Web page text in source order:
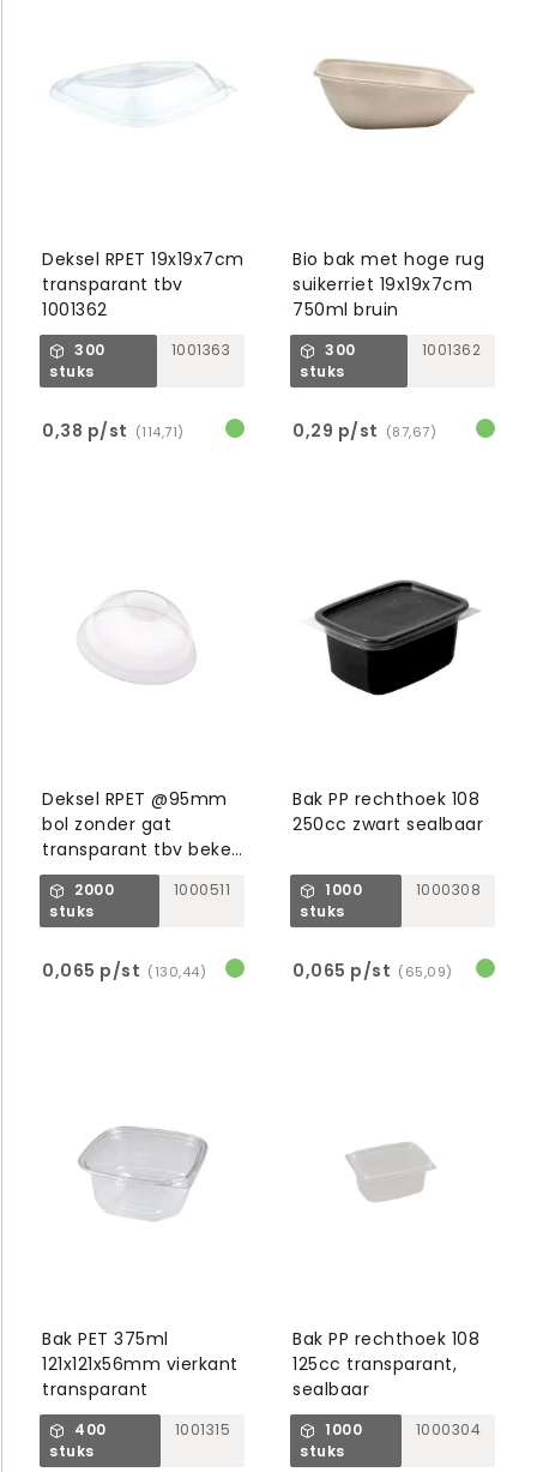
Deksel RPET 19x19x7cm
transparant tbv
1001362
300
stuks
1001363
0,38 p/st (114,71)
Bio bak met hoge rug
suikerriet 19x19x7cm
750ml bruin
300
stuks
1001362
0,29 p/st (87,67)
Deksel RPET @95mm
bol zonder gat
transparant tbv beker
1000769/1001007/8
2000
stuks
1000511
0,065 p/st (130,44)
Bak PP rechthoek 108
250cc zwart sealbaar
1000
stuks
1000308
0,065 p/st (65,09)
Bak PET 375ml
121x121x56mm vierkant
transparant
400
stuks
1001315
Bak PP rechthoek 108
125cc transparant,
sealbaar
1000
stuks
1000304